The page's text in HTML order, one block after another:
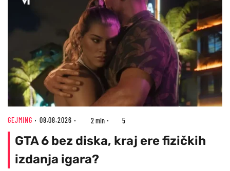
GEJMING 08.08.2026 2 min 5
GTA 6 bez diska, kraj ere fizičkih
izdanja igara?